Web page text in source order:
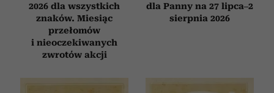
2026 dla wszystkich
znaków. Miesiąc
przełomów
i nieoczekiwanych
zwrotów akcji
dla Panny na 27 lipca–2
sierpnia 2026